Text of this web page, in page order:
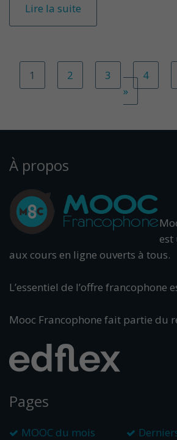
Lire la suite
1 2 3 4
»
À propos
est
aux cours en ligne ouverts à tous.
L’essentiel de l’offre francophone
Mooc Francophone fait partie du
Pages
MOOC du mois